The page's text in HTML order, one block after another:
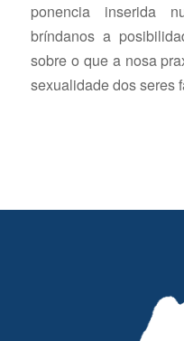
ponencia inserida
bríndanos a
sobre o que a nosa
sexualidade dos seres